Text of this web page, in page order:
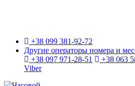
+38 099 381-92-72
Другие операторы номера и
+38 097 971-28-51
+38 063
Viber